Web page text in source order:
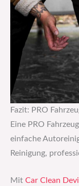
Fazit: PRO
Eine PRO
einfache
Reinigung,
Mit Car Clean